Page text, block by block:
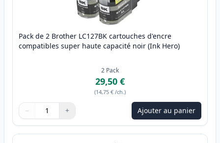
Pack de 2 Brother LC127BK cartouches d'encre
compatibles super haute capacité noir (Ink Hero)
2 Pack
29,50 €
(14,75 € /ch.)
Quantité
Utilisez les boutons pour ajuster
− +
Quantité Ajouter au panier